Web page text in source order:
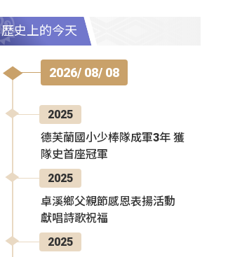
歷史上的今天
2026/ 08/ 08
2025
德芙蘭國小少棒隊成軍3年 獲
隊史首座冠軍
2025
卓溪鄉父親節感恩表揚活動
獻唱詩歌祝福
2025